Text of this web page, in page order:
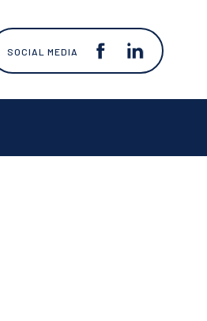
SOCIAL MEDIA